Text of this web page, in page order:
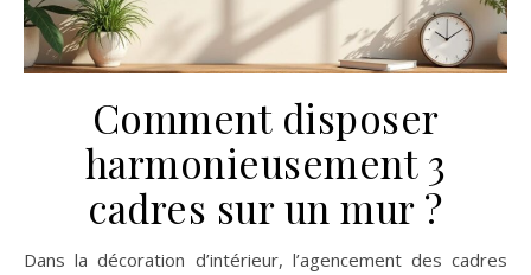
Comment disposer
harmonieusement 3
cadres sur un mur ?
Dans la décoration d’intérieur, l’agencement des cadres